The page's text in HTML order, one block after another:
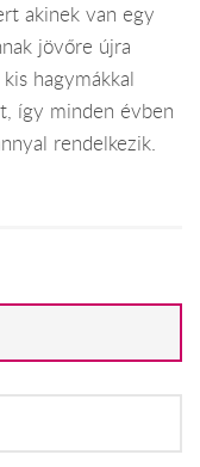
akinek van egy
jövőre újra
hagymákkal
így minden évben
rendelkezik.